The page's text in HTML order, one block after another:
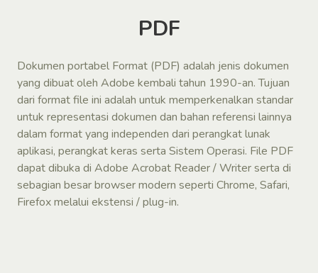
PDF
Dokumen portabel Format (PDF) adalah jenis dokumen
yang dibuat oleh Adobe kembali tahun 1990-an. Tujuan
dari format file ini adalah untuk memperkenalkan standar
untuk representasi dokumen dan bahan referensi lainnya
dalam format yang independen dari perangkat lunak
aplikasi, perangkat keras serta Sistem Operasi. File PDF
dapat dibuka di Adobe Acrobat Reader / Writer serta di
sebagian besar browser modern seperti Chrome, Safari,
Firefox melalui ekstensi / plug-in.